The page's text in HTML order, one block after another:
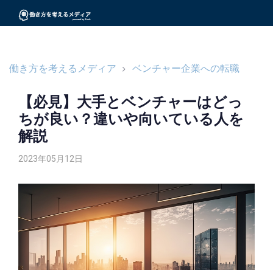
働き方を考えるメディア ベンチャー企業への転職
【必見】大手とベンチャーはどっ
ちが良い？違いや向いている人を
解説
2023年05月12日